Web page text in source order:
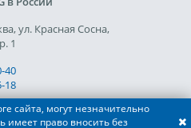
ул. Красная Сосна,
1
40
18
сайта, могут незначительно
имеет право вносить без